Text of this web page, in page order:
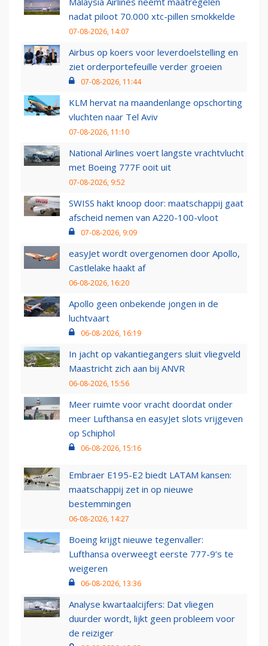
nadat piloot 70.000 xtc-pillen smokkelde
07-08-2026, 14:07
Airbus op koers voor leverdoelstelling en
ziet orderportefeuille verder groeien
07-08-2026, 11:44
KLM hervat na maandenlange opschorting
vluchten naar Tel Aviv
07-08-2026, 11:10
National Airlines voert langste vrachtvlucht
met Boeing 777F ooit uit
07-08-2026, 9:52
SWISS hakt knoop door: maatschappij gaat
afscheid nemen van A220-100-vloot
07-08-2026, 9:09
easyJet wordt overgenomen door Apollo,
Castlelake haakt af
06-08-2026, 16:20
Apollo geen onbekende jongen in de
luchtvaart
06-08-2026, 16:19
In jacht op vakantiegangers sluit vliegveld
Maastricht zich aan bij ANVR
06-08-2026, 15:56
Meer ruimte voor vracht doordat onder
meer Lufthansa en easyJet slots vrijgeven
op Schiphol
06-08-2026, 15:16
Embraer E195-E2 biedt LATAM kansen:
maatschappij zet in op nieuwe
bestemmingen
06-08-2026, 14:27
Boeing krijgt nieuwe tegenvaller:
Lufthansa overweegt eerste 777-9’s te
weigeren
06-08-2026, 13:36
Analyse kwartaalcijfers: Dat vliegen
duurder wordt, lijkt geen probleem voor
de reiziger